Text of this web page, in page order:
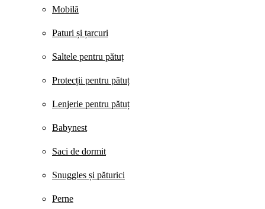
Mobilă
Paturi și țarcuri
Saltele pentru pătuț
Protecții pentru pătuț
Lenjerie pentru pătuț
Babynest
Saci de dormit
Snuggles și păturici
Perne